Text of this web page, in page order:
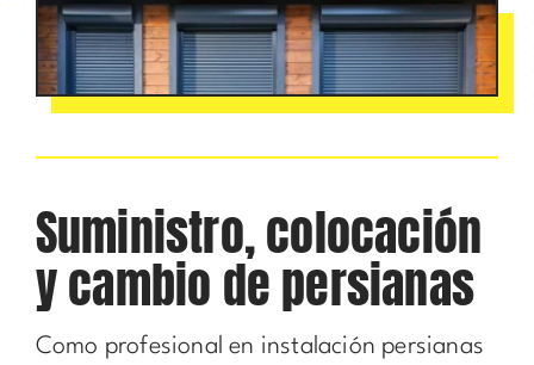
Contacto rápido
Suministro, colocación
y cambio de persianas
Como profesional en instalación persianas